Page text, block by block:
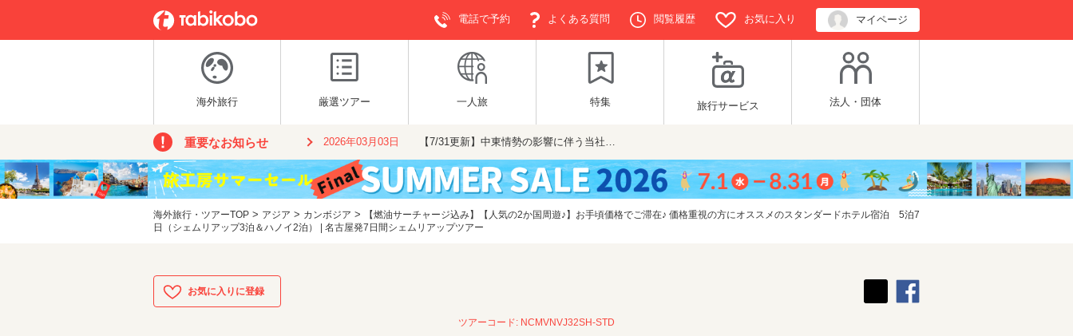
電話で予約 よくある質問 閲覧履歴 お気に入り マイページ
海外旅行 厳選ツアー 一人旅 特集 旅行サービス 法人・団体
重要なお知らせ 2026年03月03日 【7/31更新】中東情勢の影響に伴う当社…
海外旅行・ツアーTOP > アジア > カンボジア >
【燃油サーチャージ込み】【人気の2か国周遊♪】お手頃価格でご滞在♪ 価格重視の方にオススメのスタンダードホテル宿泊 5泊7
日（シェムリアップ3泊＆ハノイ2泊） | 名古屋発7日間シェムリアップツアー
ツアーコード: NCMVNVJ32SH-STD